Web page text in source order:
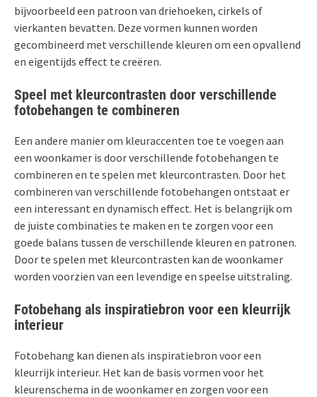
bijvoorbeeld een patroon van driehoeken, cirkels of
vierkanten bevatten. Deze vormen kunnen worden
gecombineerd met verschillende kleuren om een opvallend
en eigentijds effect te creëren.
Speel met kleurcontrasten door verschillende
fotobehangen te combineren
Een andere manier om kleuraccenten toe te voegen aan
een woonkamer is door verschillende fotobehangen te
combineren en te spelen met kleurcontrasten. Door het
combineren van verschillende fotobehangen ontstaat er
een interessant en dynamisch effect. Het is belangrijk om
de juiste combinaties te maken en te zorgen voor een
goede balans tussen de verschillende kleuren en patronen.
Door te spelen met kleurcontrasten kan de woonkamer
worden voorzien van een levendige en speelse uitstraling.
Fotobehang als inspiratiebron voor een kleurrijk
interieur
Fotobehang kan dienen als inspiratiebron voor een
kleurrijk interieur. Het kan de basis vormen voor het
kleurenschema in de woonkamer en zorgen voor een